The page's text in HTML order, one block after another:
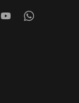
YoutubeWhatsapp